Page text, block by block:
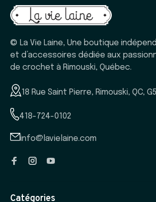
© La Vie Laine, Une boutique
et d’accessoires dédiée aux
de crochet à Rimouski, Québec.
18 Rue Saint Pierre, Rimouski, QC,
418-724-0102
info@lavielaine.com
Catégories